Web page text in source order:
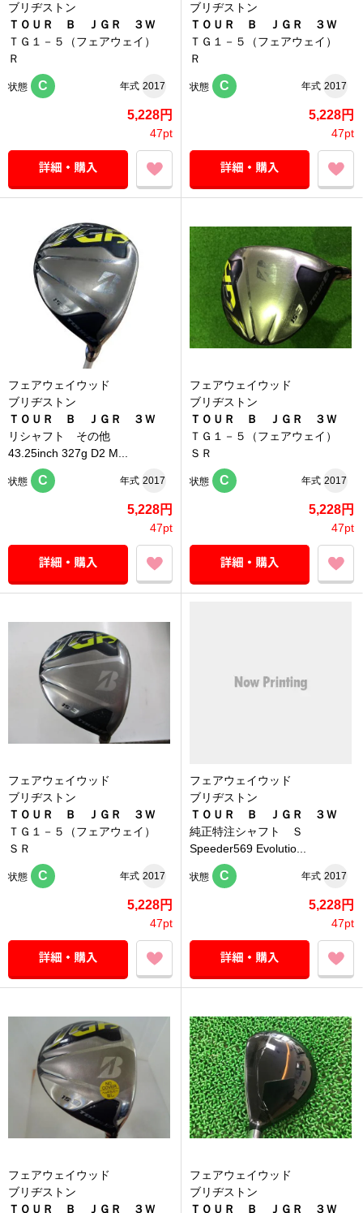
ブリヂストン
ＴＯＵＲ Ｂ ＪＧＲ ３Ｗ
ＴＧ１－５（フェアウェイ）
Ｒ
状態 C 年式 2017
5,228円
47pt
ブリヂストン
ＴＯＵＲ Ｂ ＪＧＲ ３Ｗ
ＴＧ１－５（フェアウェイ）
Ｒ
状態 C 年式 2017
5,228円
47pt
フェアウェイウッド
ブリヂストン
ＴＯＵＲ Ｂ ＪＧＲ ３Ｗ
リシャフト その他
43.25inch 327g D2 M...
状態 C 年式 2017
5,228円
47pt
フェアウェイウッド
ブリヂストン
ＴＯＵＲ Ｂ ＪＧＲ ３Ｗ
ＴＧ１－５（フェアウェイ）
ＳＲ
状態 C 年式 2017
5,228円
47pt
フェアウェイウッド
ブリヂストン
ＴＯＵＲ Ｂ ＪＧＲ ３Ｗ
ＴＧ１－５（フェアウェイ）
ＳＲ
状態 C 年式 2017
5,228円
47pt
フェアウェイウッド
ブリヂストン
ＴＯＵＲ Ｂ ＪＧＲ ３Ｗ
純正特注シャフト Ｓ
Speeder569 Evolutio...
状態 C 年式 2017
5,228円
47pt
フェアウェイウッド
ブリヂストン
ＴＯＵＲ Ｂ ＪＧＲ ３Ｗ
フェアウェイウッド
ブリヂストン
ＴＯＵＲ Ｂ ＪＧＲ ３Ｗ